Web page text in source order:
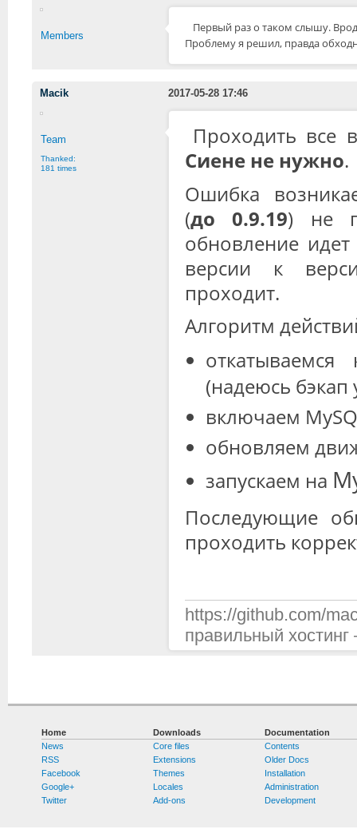
Members
Первый раз о таком слышу.
Проблему я решил, правда
Macik 2017-05-28 17:46
Team
Thanked:
181 times
Проходить все
Сиене не нужно.
Ошибка
(до 0.9.19) не
обновление
версии к
проходит.
Алгоритм
(надеюсь бэкап
включаем
обновляем
запускаем на
Последующие
проходить
https://github.com/
правильный
Home
News
RSS
Facebook
Google+
Twitter
Downloads
Core files
Extensions
Themes
Locales
Add-ons
Documentation
Contents
Older Docs
Installation
Administration
Development